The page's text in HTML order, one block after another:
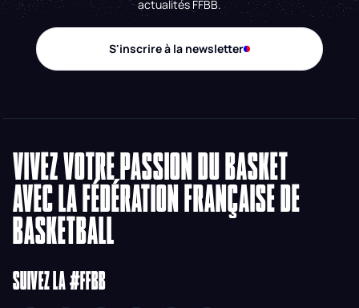
actualités FFBB.
S'inscrire à la newsletter
VIVEZ VOTRE PASSION DU BASKET
AVEC LA FÉDÉRATION FRANÇAISE DE
BASKETBALL
SUIVEZ LA #FFBB